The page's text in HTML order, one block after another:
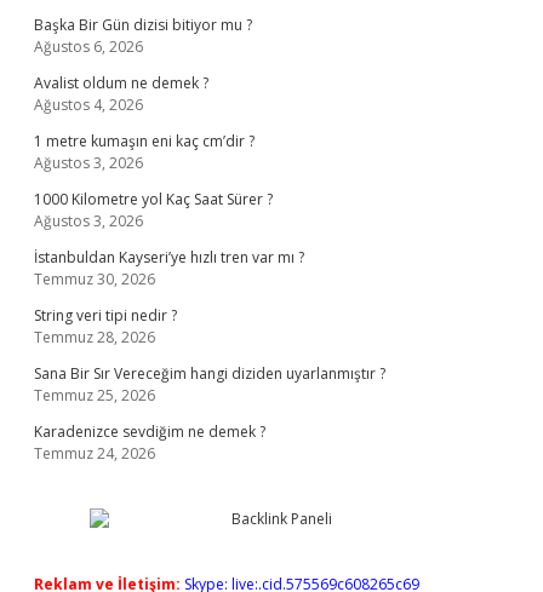
Başka Bir Gün dizisi bitiyor mu ?
Ağustos 6, 2026
Avalist oldum ne demek ?
Ağustos 4, 2026
1 metre kumaşın eni kaç cm’dir ?
Ağustos 3, 2026
1000 Kilometre yol Kaç Saat Sürer ?
Ağustos 3, 2026
İstanbuldan Kayseri’ye hızlı tren var mı ?
Temmuz 30, 2026
String veri tipi nedir ?
Temmuz 28, 2026
Sana Bir Sır Vereceğim hangi diziden uyarlanmıştır ?
Temmuz 25, 2026
Karadenizce sevdiğim ne demek ?
Temmuz 24, 2026
Reklam ve İletişim: Skype: live:.cid.575569c608265c69